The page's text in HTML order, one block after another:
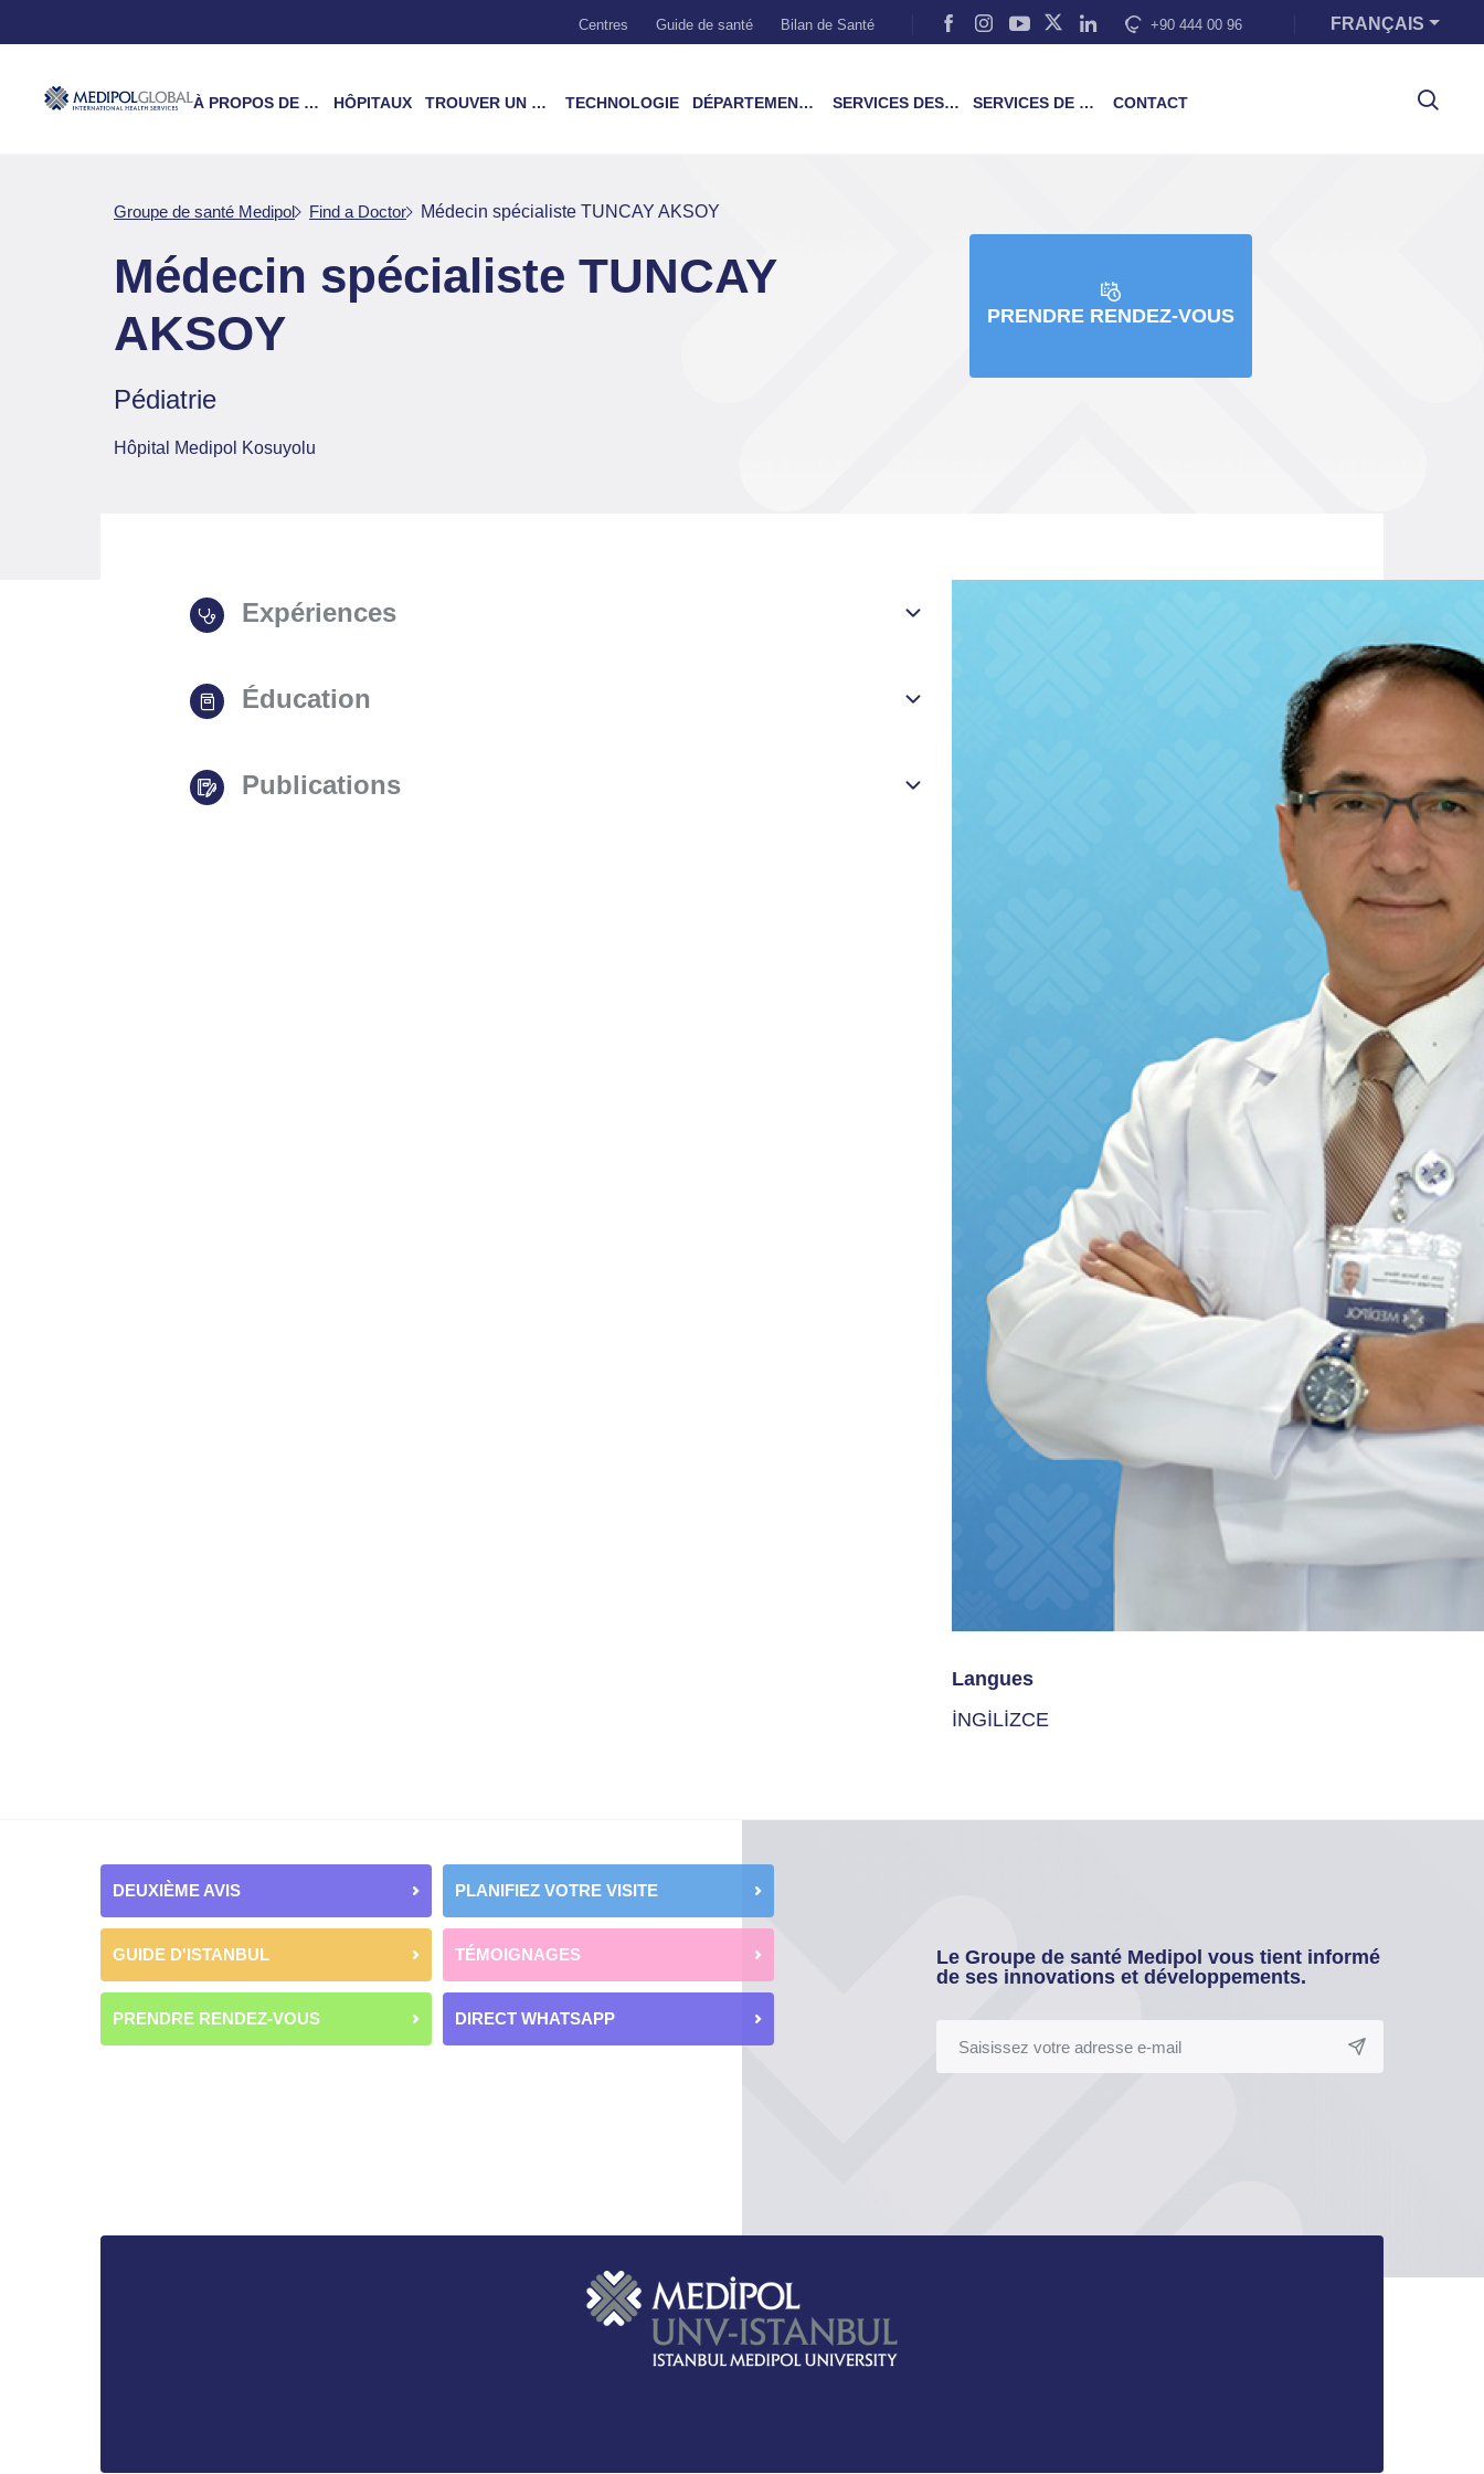
Centres Guide de santé Bilan de Santé +90 444 00 96 FRANÇAIS
À PROPOS DE NOUS HÔPITAUX TROUVER UN MÉDECIN TECHNOLOGIE DÉPARTEMENTS & TRAITEMENTS SERVICES DES PATIENTS SERVICES DE FORMATION CONTACT
Groupe de santé Medipol Find a Doctor Médecin spécialiste TUNCAY AKSOY
Médecin spécialiste TUNCAY
AKSOY
Pédiatrie
Hôpital Medipol Kosuyolu
PRENDRE RENDEZ-VOUS
Langues
İNGİLİZCE
Expériences
Éducation
Publications
DEUXIÈME AVIS PLANIFIEZ VOTRE VISITE
GUIDE D'ISTANBUL TÉMOIGNAGES
PRENDRE RENDEZ-VOUS DIRECT WHATSAPP
Le Groupe de santé Medipol vous tient informé
de ses innovations et développements.